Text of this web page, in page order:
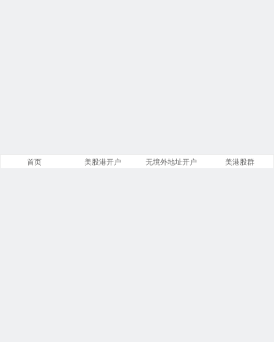
首页 美股港开户 无境外地址开户 美港股群